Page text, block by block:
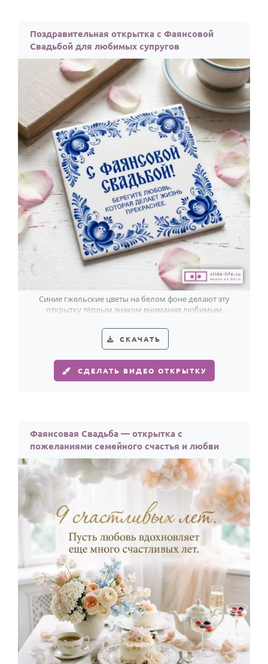
Поздравительная открытка с Фаянсовой
Свадьбой для любимых супругов
Синие гжельские цветы на белом фоне делают эту
открытку тёплым знаком внимания любимым
СКАЧАТЬ
СДЕЛАТЬ ВИДЕО ОТКРЫТКУ
Фаянсовая Свадьба — открытка с
пожеланиями семейного счастья и любви